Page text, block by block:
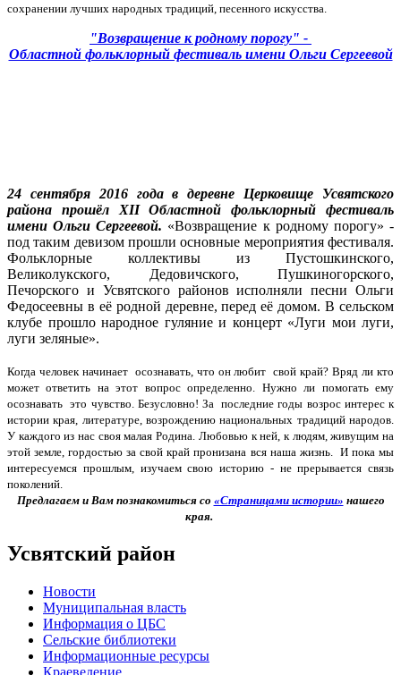
сохранении лучших народных традиций, песенного искусства.
"Возвращение к родному порогу" -
Областной фольклорный фестиваль имени Ольги Сергеевой
24 сентября 2016 года в деревне Церковище Усвятского
района прошёл XII Областной фольклорный фестиваль
имени Ольги Сергеевой. «Возвращение к родному порогу» -
под таким девизом прошли основные мероприятия фестиваля.
Фольклорные коллективы из Пустошкинского,
Великолукского, Дедовичского, Пушкиногорского,
Печорского и Усвятского районов исполняли песни Ольги
Федосеевны в её родной деревне, перед её домом. В сельском
клубе прошло народное гуляние и концерт «Луги мои луги,
луги зеляные».
Когда человек начинает осознавать, что он любит свой край? Вряд ли кто
может ответить на этот вопрос определенно. Нужно ли помогать ему
осознавать это чувство. Безусловно! За последние годы возрос интерес к
истории края, литературе, возрождению национальных традиций народов.
У каждого из нас своя малая Родина. Любовью к ней, к людям, живущим на
этой земле, гордостью за свой край пронизана вся наша жизнь. И пока мы
интересуемся прошлым, изучаем свою историю - не прерывается связь
поколений.
Предлагаем и Вам познакомиться со «Страницами истории» нашего
края.
Усвятский район
Новости
Муниципальная власть
Информация о ЦБС
Сельские библиотеки
Информационные ресурсы
Краеведение